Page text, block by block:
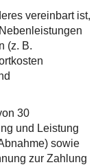
vereinbart ist,
(z. B.
30
und Leistung
sowie
zur Zahlung